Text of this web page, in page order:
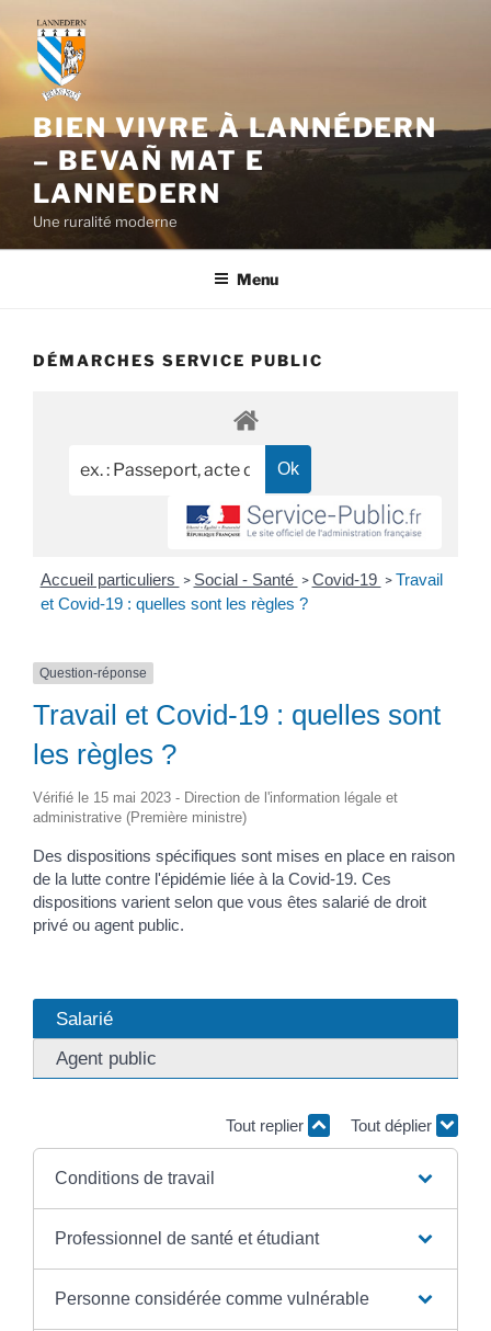
contenu
principal
BIEN VIVRE À LANNÉDERN
– BEVAÑ MAT E
LANNEDERN
Une ruralité moderne
Menu
DÉMARCHES SERVICE PUBLIC
Accueil particuliers > Social - Santé > Covid-19 > Travail
et Covid-19 : quelles sont les règles ?
Question-réponse
Travail et Covid-19 : quelles sont
les règles ?
Vérifié le 15 mai 2023 - Direction de l'information légale et
administrative (Première ministre)
Des dispositions spécifiques sont mises en place en raison
de la lutte contre l'épidémie liée à la Covid-19. Ces
dispositions varient selon que vous êtes salarié de droit
privé ou agent public.
Salarié
Agent public
Tout replier Tout déplier
Conditions de travail
Professionnel de santé et étudiant
Personne considérée comme vulnérable